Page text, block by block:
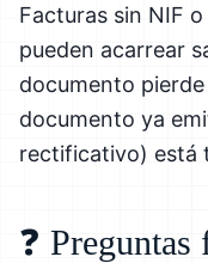
Facturas sin NIF
pueden acarrear
documento
documento ya
rectificativo) está
❓ Preguntas